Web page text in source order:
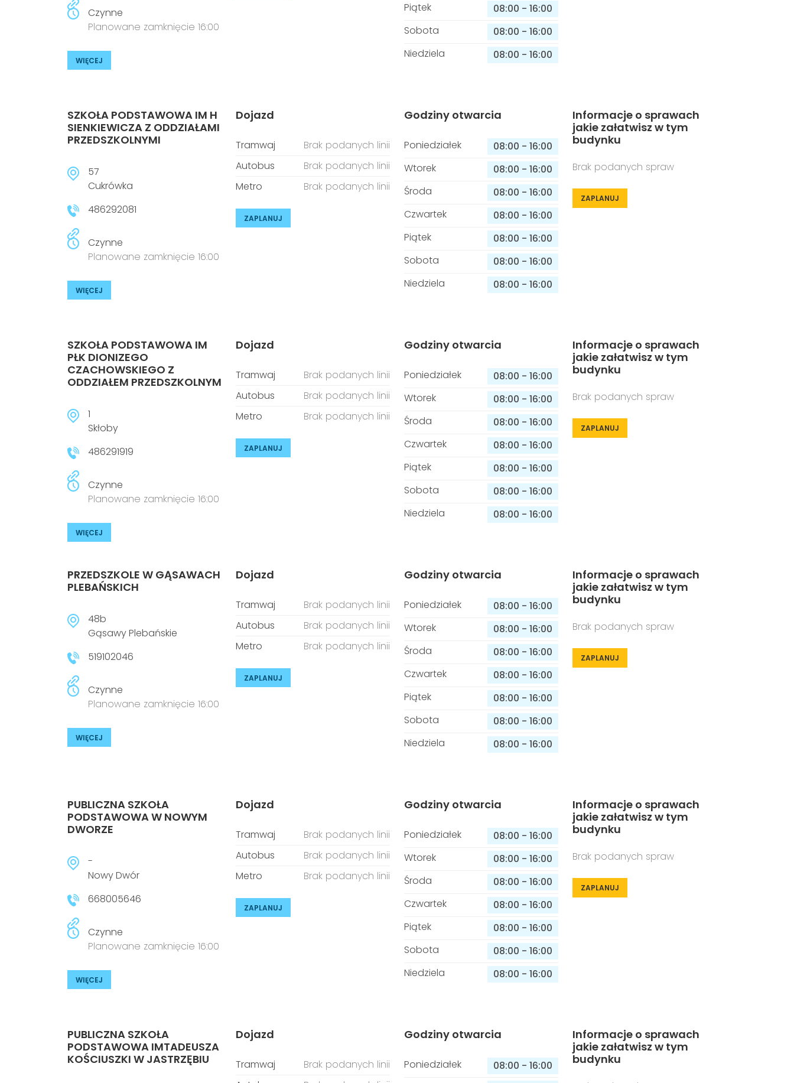
Czynne
Planowane zamknięcie 16:00
WIĘCEJ
Piątek
08:00 - 16:00
Sobota
08:00 - 16:00
Niedziela
08:00 - 16:00
SZKOŁA PODSTAWOWA IM H
SIENKIEWICZA Z ODDZIAŁAMI
PRZEDSZKOLNYMI
57
Cukrówka
486292081
Czynne
Planowane zamknięcie 16:00
WIĘCEJ
Dojazd
Tramwaj
Brak podanych linii
Autobus
Brak podanych linii
Metro
Brak podanych linii
ZAPLANUJ
Godziny otwarcia
Poniedziałek 08:00 - 16:00
Wtorek
08:00 - 16:00
Środa
08:00 - 16:00
Czwartek
08:00 - 16:00
Piątek
08:00 - 16:00
Sobota
08:00 - 16:00
Niedziela
08:00 - 16:00
Informacje o sprawach
jakie załatwisz w tym
budynku
Brak podanych spraw
ZAPLANUJ
SZKOŁA PODSTAWOWA IM
PŁK DIONIZEGO
CZACHOWSKIEGO Z
ODDZIAŁEM PRZEDSZKOLNYM
1
Skłoby
486291919
Czynne
Planowane zamknięcie 16:00
WIĘCEJ
Dojazd
Tramwaj
Brak podanych linii
Autobus
Brak podanych linii
Metro
Brak podanych linii
ZAPLANUJ
Godziny otwarcia
Poniedziałek 08:00 - 16:00
Wtorek
08:00 - 16:00
Środa
08:00 - 16:00
Czwartek
08:00 - 16:00
Piątek
08:00 - 16:00
Sobota
08:00 - 16:00
Niedziela
08:00 - 16:00
Informacje o sprawach
jakie załatwisz w tym
budynku
Brak podanych spraw
ZAPLANUJ
PRZEDSZKOLE W GĄSAWACH
PLEBAŃSKICH
48b
Gąsawy Plebańskie
519102046
Czynne
Planowane zamknięcie 16:00
WIĘCEJ
Dojazd
Tramwaj
Brak podanych linii
Autobus
Brak podanych linii
Metro
Brak podanych linii
ZAPLANUJ
Godziny otwarcia
Poniedziałek 08:00 - 16:00
Wtorek
08:00 - 16:00
Środa
08:00 - 16:00
Czwartek
08:00 - 16:00
Piątek
08:00 - 16:00
Sobota
08:00 - 16:00
Niedziela
08:00 - 16:00
Informacje o sprawach
jakie załatwisz w tym
budynku
Brak podanych spraw
ZAPLANUJ
PUBLICZNA SZKOŁA
PODSTAWOWA W NOWYM
DWORZE
-
Nowy Dwór
668005646
Czynne
Planowane zamknięcie 16:00
WIĘCEJ
Dojazd
Tramwaj
Brak podanych linii
Autobus
Brak podanych linii
Metro
Brak podanych linii
ZAPLANUJ
Godziny otwarcia
Poniedziałek 08:00 - 16:00
Wtorek
08:00 - 16:00
Środa
08:00 - 16:00
Czwartek
08:00 - 16:00
Piątek
08:00 - 16:00
Sobota
08:00 - 16:00
Niedziela
08:00 - 16:00
Informacje o sprawach
jakie załatwisz w tym
budynku
Brak podanych spraw
ZAPLANUJ
PUBLICZNA SZKOŁA
PODSTAWOWA IMTADEUSZA
KOŚCIUSZKI W JASTRZĘBIU
Dojazd
Tramwaj
Brak podanych linii
Godziny otwarcia
Poniedziałek 08:00 - 16:00
Informacje o sprawach
jakie załatwisz w tym
budynku